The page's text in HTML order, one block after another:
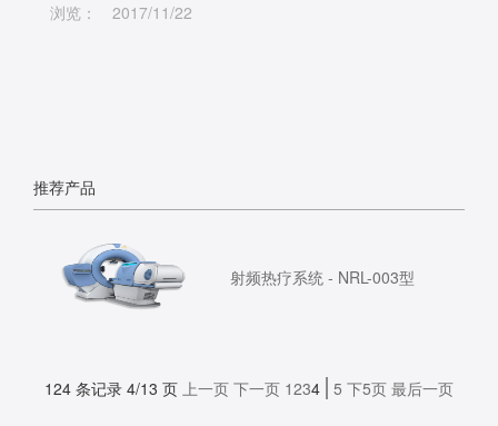
浏览： 2017/11/22
推荐产品
射频热疗系统 - NRL-003型
124 条记录 4/13 页 上一页 下一页 1234 5 下5页 最后一页